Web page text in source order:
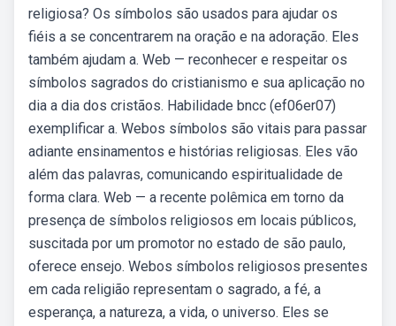
religiosa? Os símbolos são usados para ajudar os
fiéis a se concentrarem na oração e na adoração. Eles
também ajudam a. Web — reconhecer e respeitar os
símbolos sagrados do cristianismo e sua aplicação no
dia a dia dos cristãos. Habilidade bncc (ef06er07)
exemplificar a. Webos símbolos são vitais para passar
adiante ensinamentos e histórias religiosas. Eles vão
além das palavras, comunicando espiritualidade de
forma clara. Web — a recente polêmica em torno da
presença de símbolos religiosos em locais públicos,
suscitada por um promotor no estado de são paulo,
oferece ensejo. Webos símbolos religiosos presentes
em cada religião representam o sagrado, a fé, a
esperança, a natureza, a vida, o universo. Eles se